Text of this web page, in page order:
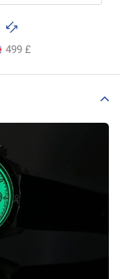
499 £